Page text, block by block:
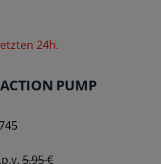
24h.
PUMP
5,95 €